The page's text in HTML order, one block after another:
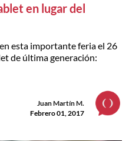
en lugar del
esta importante feria el 26
de última generación:
Juan Martín M.
Febrero 01, 2017